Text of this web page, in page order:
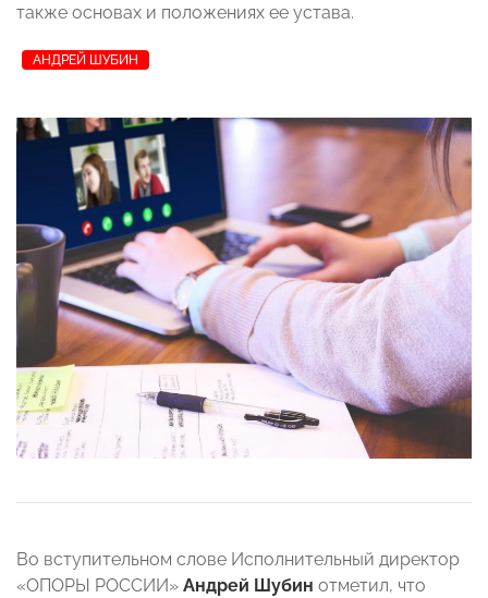
также основах и положениях ее устава.
АНДРЕЙ ШУБИН
Во вступительном слове Исполнительный директор
«ОПОРЫ РОССИИ» Андрей Шубин отметил, что